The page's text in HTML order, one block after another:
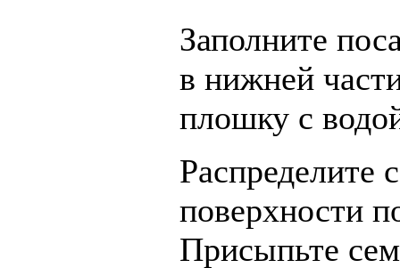
Заполните
в нижней
плошку с
Распределите
поверхности
Присыпьте